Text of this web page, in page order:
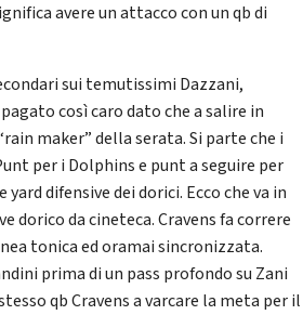
avere un attacco con un qb di
sui temutissimi Dazzani,
così caro dato che a salire in
maker” della serata. Si parte che i
per i Dolphins e punt a seguire per
difensive dei dorici. Ecco che va in
dorico da cineteca. Cravens fa correre
tonica ed oramai sincronizzata.
prima di un pass profondo su Zani
qb Cravens a varcare la meta per il